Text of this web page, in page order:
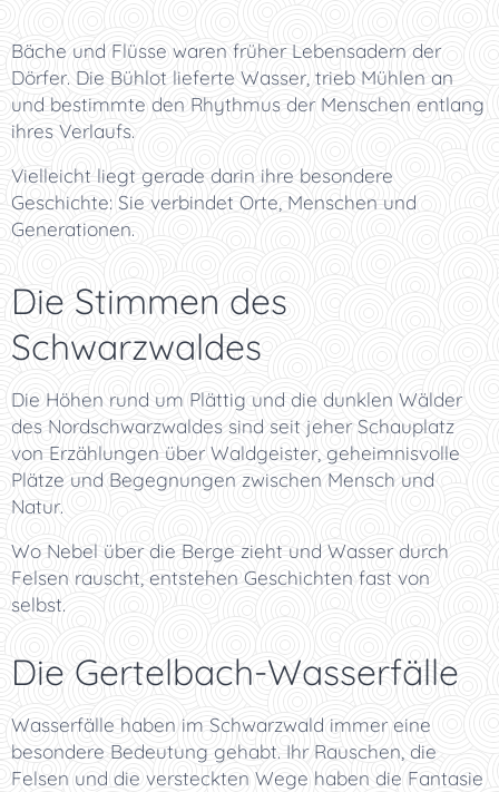
Bäche und Flüsse waren früher Lebensadern der
Dörfer. Die Bühlot lieferte Wasser, trieb Mühlen an
und bestimmte den Rhythmus der Menschen entlang
ihres Verlaufs.
Vielleicht liegt gerade darin ihre besondere
Geschichte: Sie verbindet Orte, Menschen und
Generationen.
Die Stimmen des
Schwarzwaldes
Die Höhen rund um Plättig und die dunklen Wälder
des Nordschwarzwaldes sind seit jeher Schauplatz
von Erzählungen über Waldgeister, geheimnisvolle
Plätze und Begegnungen zwischen Mensch und
Natur.
Wo Nebel über die Berge zieht und Wasser durch
Felsen rauscht, entstehen Geschichten fast von
selbst.
Die Gertelbach-Wasserfälle
Wasserfälle haben im Schwarzwald immer eine
besondere Bedeutung gehabt. Ihr Rauschen, die
Felsen und die versteckten Wege haben die Fantasie